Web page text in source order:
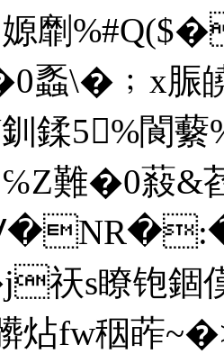
嫄劘
\�﹔x脤皢
鍒5%閬蘻
難�0蔱&
祆s瞭铇錮
fw秵葃